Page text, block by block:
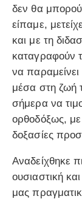
δεν θα
είπαμε,
και με τη
καταγραφούν
να
μέσα στη ζωή
σήμερα να
ορθοδόξως,
δοξασίες
Αναδείχθηκε
ουσιαστική
μας